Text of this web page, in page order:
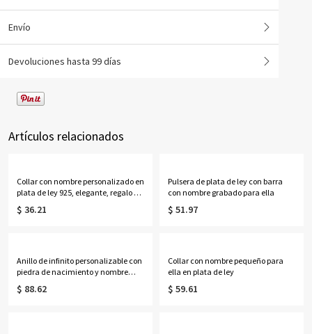
Envío
Devoluciones hasta 99 días
Artículos relacionados
Collar con nombre personalizado en
plata de ley 925, elegante, regalo de
San Valentín, aniversario o
cumpleaños.
$ 36.21
Pulsera de plata de ley con barra
con nombre grabado para ella
$ 51.97
Anillo de infinito personalizable con
piedra de nacimiento y nombre
para ella
$ 88.62
Collar con nombre pequeño para
ella en plata de ley
$ 59.61